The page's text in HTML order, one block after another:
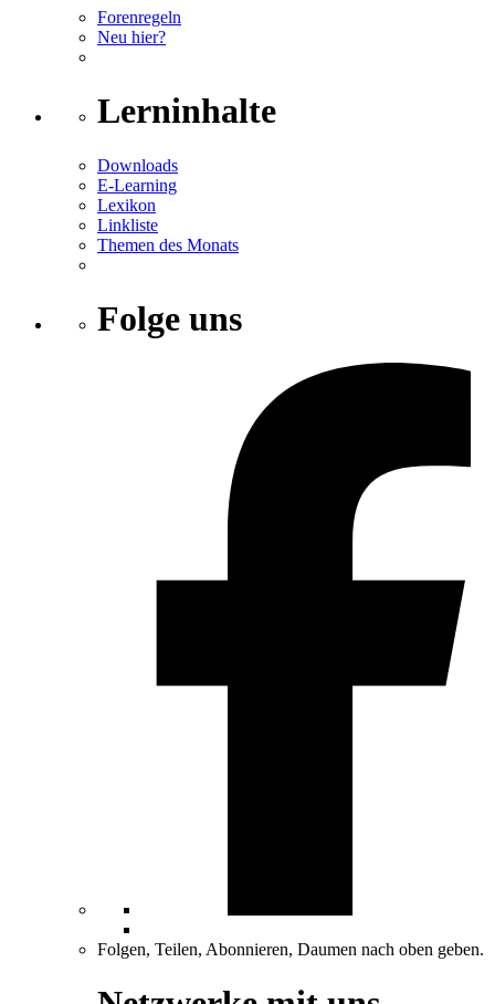
Forenregeln
Neu hier?
Lerninhalte
Downloads
E-Learning
Lexikon
Linkliste
Themen des Monats
Folge uns
Folgen, Teilen, Abonnieren, Daumen nach oben geben.